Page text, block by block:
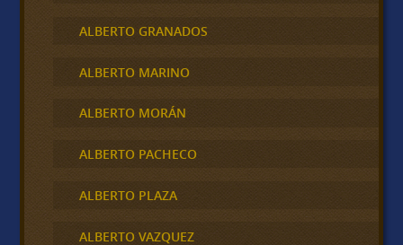
ALBERTO GRANADOS
ALBERTO MARINO
ALBERTO MORÁN
ALBERTO PACHECO
ALBERTO PLAZA
ALBERTO VAZQUEZ